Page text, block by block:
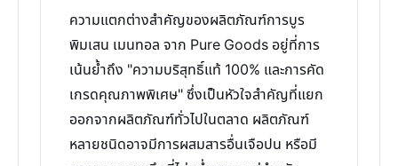
ความแตกต่างสำคัญของผลิตภัณฑ์การบูร
พิมเสน เมนทอล จาก Pure Goods อยู่ที่การ
เน้นย้ำถึง "ความบริสุทธิ์แท้ 100% และการคัด
เกรดคุณภาพพิเศษ" ซึ่งเป็นหัวใจสำคัญที่แยก
ออกจากผลิตภัณฑ์ทั่วไปในตลาด ผลิตภัณฑ์
หลายชนิดอาจมีการผสมสารอื่นเจือปน หรือมี